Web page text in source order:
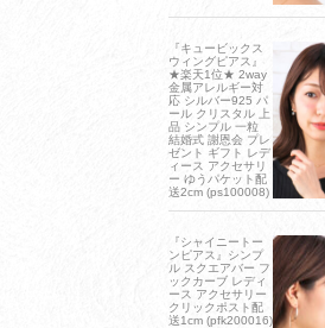
『キュービックス
ウィングピアス』
★楽天1位★ 2way
金属アレルギー対
応 シルバー925 パ
ール クリスタル 上
品 シンプル 一粒
結婚式 謝恩会 プレ
ゼント ギフト レデ
ィース アクセサリ
ー ゆうパケット配
送2cm (ps100008)
『シャイニートー
ンピアス』シンプ
ル スクエアバー フ
ックカーブ レディ
ース アクセサリー
クリックポスト配
送1cm (pfk200016)